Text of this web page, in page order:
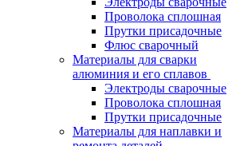
Проволока сплошная
Прутки присадочные
Флюс сварочный
Материалы для сварки
алюминия и его сплавов
Электроды сварочные
Проволока сплошная
Прутки присадочные
Материалы для наплавки и